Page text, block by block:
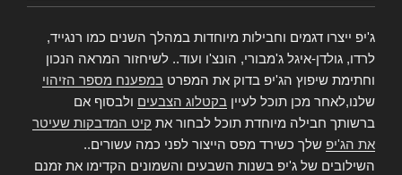
ג'יפ ייצרו דגמים וחבילות מיוחדות במהלך השנים כמו רנגייד,
לרדו, גולדן-איגל ג'מבורי, הונצ'ו ועוד.. לשיחזור המראה הנכון
וחתימת שיפוץ הג'יפ בדוק את המפרט במפענח מספר הזיהוי
שלנו,לאחר מכן תוכל לעיין בקטלוג הצבעים ולבסוף אם
ברשותך חבילה מיוחדת תוכל לבחור את קיט המדבקות שעיטר
את הג'יפ שלך כשירד מפס הייצור לפני כמה עשורים..
השילובים של ג'יפ בשנות השבעים והשמונים הקדימו את זמנם